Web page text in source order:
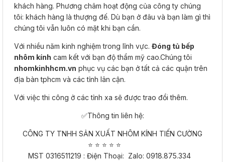
khách hàng. Phương châm hoạt động của công ty chúng
tôi: khách hàng là thượng đế. Dù bạn ở đâu và bạn làm gì thì
chúng tôi vẫn luôn có mặt khi bạn cần.
Với nhiều năm kinh nghiệm trong lĩnh vực. Đóng tủ bếp
nhôm kính cam kết với bạn độ thẩm mỹ cao.Chúng tôi
nhomkinhhcm.vn phục vụ các bạn ở tất cả các quận trên
địa bàn tphcm và các tỉnh lân cận.
Với việc thi công ở các tỉnh xa sẽ được trao đổi thêm.
✅Thông tin liên hệ:
CÔNG TY TNHH SẢN XUẤT NHÔM KÍNH TIẾN CƯỜNG
⭐ ⭐ ⭐ ⭐ ⭐​​​​​​​
MST 0316511219 : Điện Thoại: Zalo: 0918.875.334